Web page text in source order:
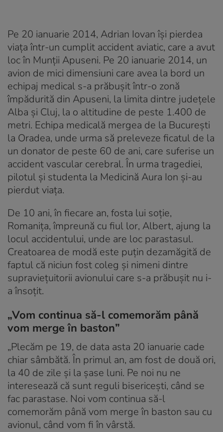
Pe 20 ianuarie 2014, Adrian Iovan își pierdea
viața într-un cumplit accident aviatic, care a avut
loc în Munții Apuseni. Pe 20 ianuarie 2014, un
avion de mici dimensiuni care avea la bord un
echipaj medical s-a prăbuşit într-o zonă
împădurită din Apuseni, la limita dintre judeţele
Alba şi Cluj, la o altitudine de peste 1.400 de
metri. Echipa medicală mergea de la Bucureşti
la Oradea, unde urma să preleveze ficatul de la
un donator de peste 60 de ani, care suferise un
accident vascular cerebral. În urma tragediei,
pilotul și studenta la Medicină Aura Ion și-au
pierdut viața.
De 10 ani, în fiecare an, fosta lui soție,
Romanița, împreună cu fiul lor, Albert, ajung la
locul accidentului, unde are loc parastasul.
Creatoarea de modă este puțin dezamăgită de
faptul că niciun fost coleg și nimeni dintre
supraviețuitorii avionului care s-a prăbușit nu i-
a însoțit.
„Vom continua să-l comemorăm până
vom merge în baston”
„Plecăm pe 19, de data asta 20 ianuarie cade
chiar sâmbătă. În primul an, am fost de două ori,
la 40 de zile și la șase luni. Pe noi nu ne
interesează că sunt reguli bisericești, când se
fac parastase. Noi vom continua să-l
comemorăm până vom merge în baston sau cu
avionul, când vom fi în vârstă.